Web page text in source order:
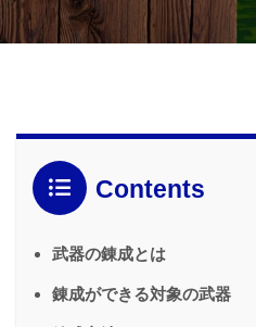
Contents
武器の錬成とは
錬成ができる対象の武器